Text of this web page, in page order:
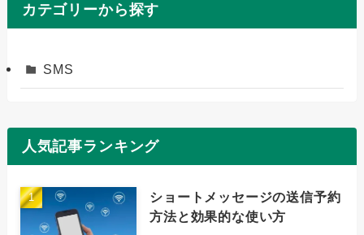
カテゴリーから探す
SMS
人気記事ランキング
ショートメッセージの送信予約
方法と効果的な使い方